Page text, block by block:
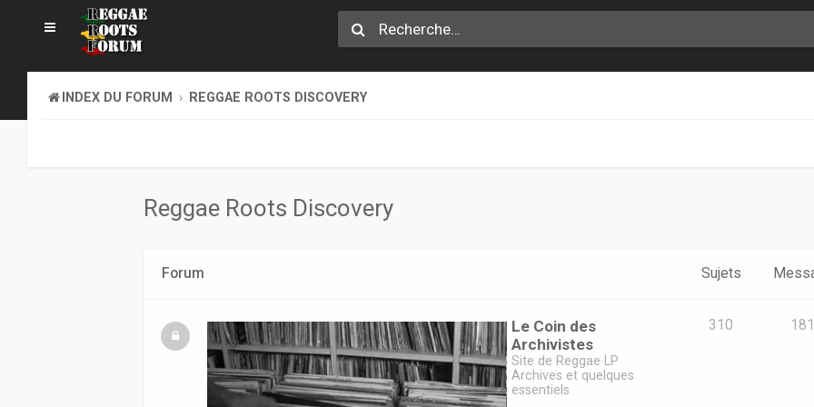
INDEX DU FORUM REGGAE ROOTS DISCOVERY
Reggae Roots Discovery
Forum Sujets
Le Coin des
Archivistes
Site de Reggae LP
Archives et quelques
essentiels
310